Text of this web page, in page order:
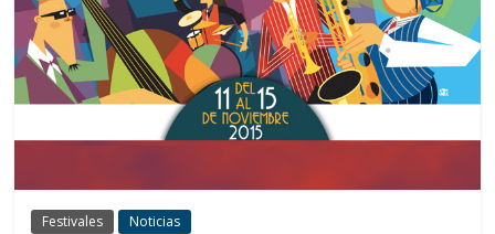
Festivales Noticias